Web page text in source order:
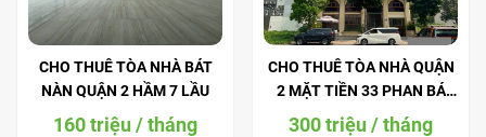
CHO THUÊ TÒA NHÀ BÁT
NÀN QUẬN 2 HẦM 7 LẦU
160 triệu / tháng
CHO THUÊ TÒA NHÀ QUẬN
2 MẶT TIỀN 33 PHAN BÁ
VÀNH HẦM 6 LẦU
300 triệu / tháng